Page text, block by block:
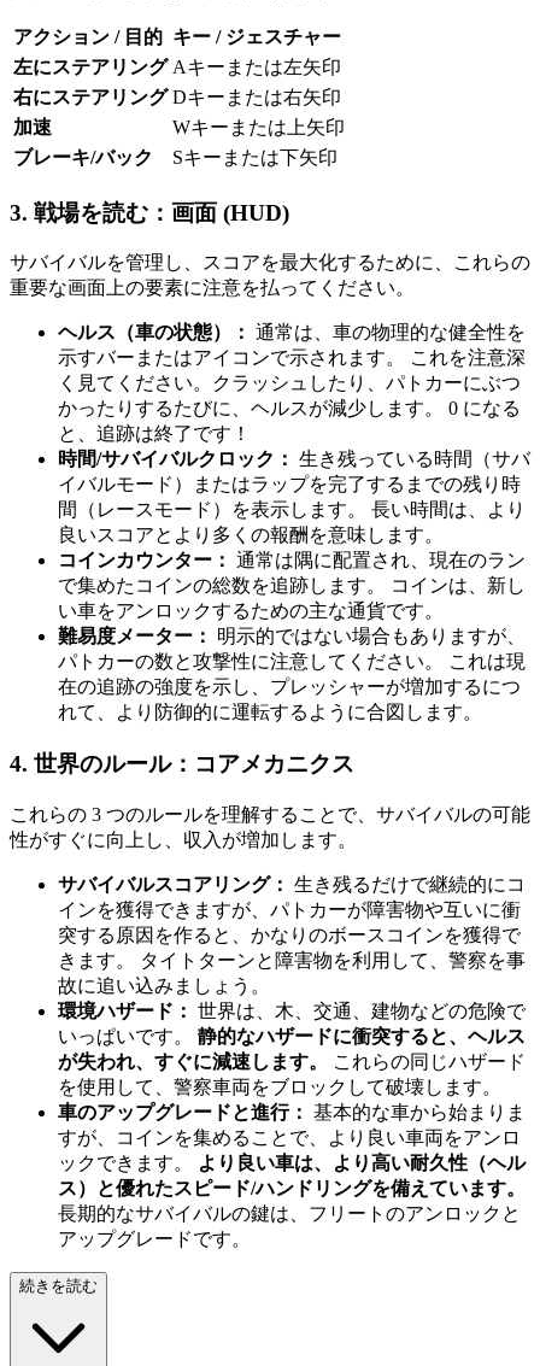
アクション / 目的 キー / ジェスチャー
左にステアリング Aキーまたは左矢印
右にステアリング Dキーまたは右矢印
加速
Wキーまたは上矢印
ブレーキ/バック
Sキーまたは下矢印
3. 戦場を読む：画面 (HUD)
サバイバルを管理し、スコアを最大化するために、これらの
重要な画面上の要素に注意を払ってください。
ヘルス（車の状態）： 通常は、車の物理的な健全性を
示すバーまたはアイコンで示されます。 これを注意深
く見てください。クラッシュしたり、パトカーにぶつ
かったりするたびに、ヘルスが減少します。 0 になる
と、追跡は終了です！
時間/サバイバルクロック： 生き残っている時間（サバ
イバルモード）またはラップを完了するまでの残り時
間（レースモード）を表示します。 長い時間は、より
良いスコアとより多くの報酬を意味します。
コインカウンター： 通常は隅に配置され、現在のラン
で集めたコインの総数を追跡します。 コインは、新し
い車をアンロックするための主な通貨です。
難易度メーター：
明示的ではない場合もありますが、
パトカーの数と攻撃性に注意してください。 これは現
在の追跡の強度を示し、プレッシャーが増加するにつ
れて、より防御的に運転するように合図します。
4. 世界のルール：コアメカニクス
これらの 3 つのルールを理解することで、サバイバルの可能
性がすぐに向上し、収入が増加します。
サバイバルスコアリング： 生き残るだけで継続的にコ
インを獲得できますが、パトカーが障害物や互いに衝
突する原因を作ると、かなりのボースコインを獲得で
きます。 タイトターンと障害物を利用して、警察を事
故に追い込みましょう。
環境ハザード： 世界は、木、交通、建物などの危険で
いっぱいです。 静的なハザードに衝突すると、ヘルス
が失われ、すぐに減速します。
これらの同じハザード
を使用して、警察車両をブロックして破壊します。
車のアップグレードと進行： 基本的な車から始まりま
すが、コインを集めることで、より良い車両をアンロ
ックできます。
より良い車は、より高い耐久性（ヘル
ス）と優れたスピード/ハンドリングを備えています。
長期的なサバイバルの鍵は、フリートのアンロックと
アップグレードです。
続きを読む